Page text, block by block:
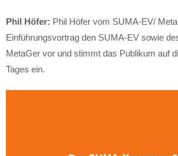
Phil Höfer: Phil Höfer vom SUMA-EV/
Einführungsvortrag den SUMA-EV sowie
MetaGer vor und stimmt das Publikum auf
Tages ein.